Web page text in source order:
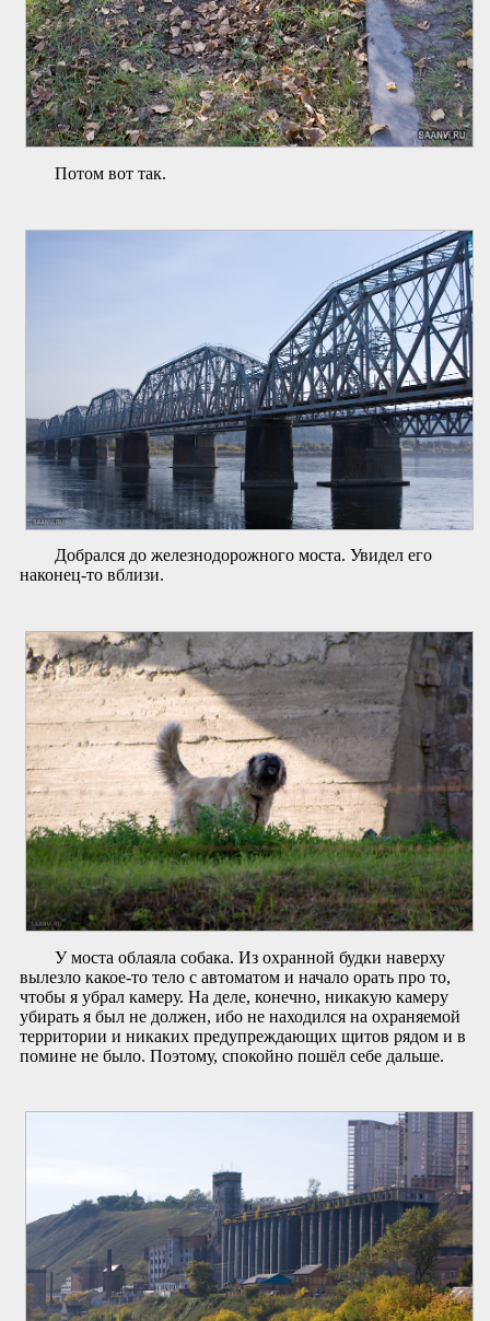
Потом вот так.
Добрался до железнодорожного моста. Увидел его
наконец-то вблизи.
У моста облаяла собака. Из охранной будки наверху
вылезло какое-то тело с автоматом и начало орать про то,
чтобы я убрал камеру. На деле, конечно, никакую камеру
убирать я был не должен, ибо не находился на охраняемой
территории и никаких предупреждающих щитов рядом и в
помине не было. Поэтому, спокойно пошёл себе дальше.